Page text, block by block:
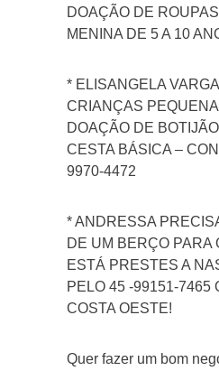
DOAÇÃO DE
MENINA DE 5 A 10
* ELISANGELA
CRIANÇAS
DOAÇÃO DE
CESTA BÁSICA –
9970-4472
* ANDRESSA
DE UM BERÇO PARA
ESTÁ PRESTES A
PELO 45 -99151-7465
COSTA OESTE!
Quer fazer um bom